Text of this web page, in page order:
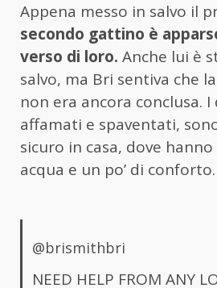
Appena messo in salvo il
secondo gattino è
verso di loro. Anche lui è
salvo, ma Bri sentiva che
non era ancora conclusa.
affamati e spaventati,
sicuro in casa, dove
acqua e un po’ di conforto.
@brismithbri
NEED HELP FROM ANY